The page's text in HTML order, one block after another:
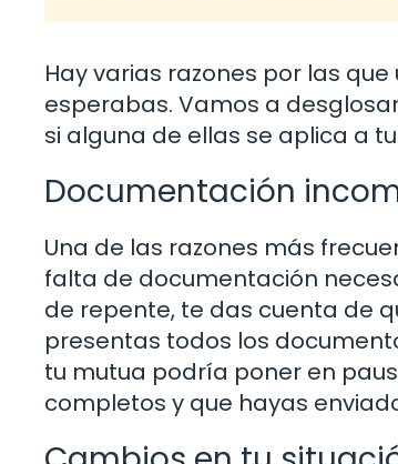
Hay varias razones por las
esperabas. Vamos a
si alguna de ellas se aplica a
Documentación
Una de las razones más
falta de documentación
de repente, te das cuenta de
presentas todos los
tu mutua podría poner en
completos y que hayas